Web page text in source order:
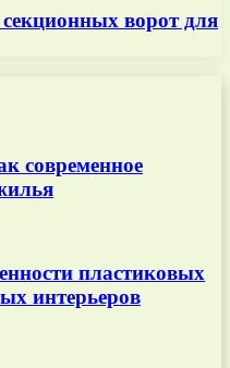
ворот для
современное
пластиковых
интерьеров